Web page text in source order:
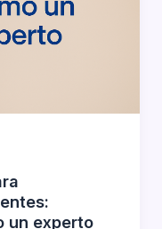
un experto